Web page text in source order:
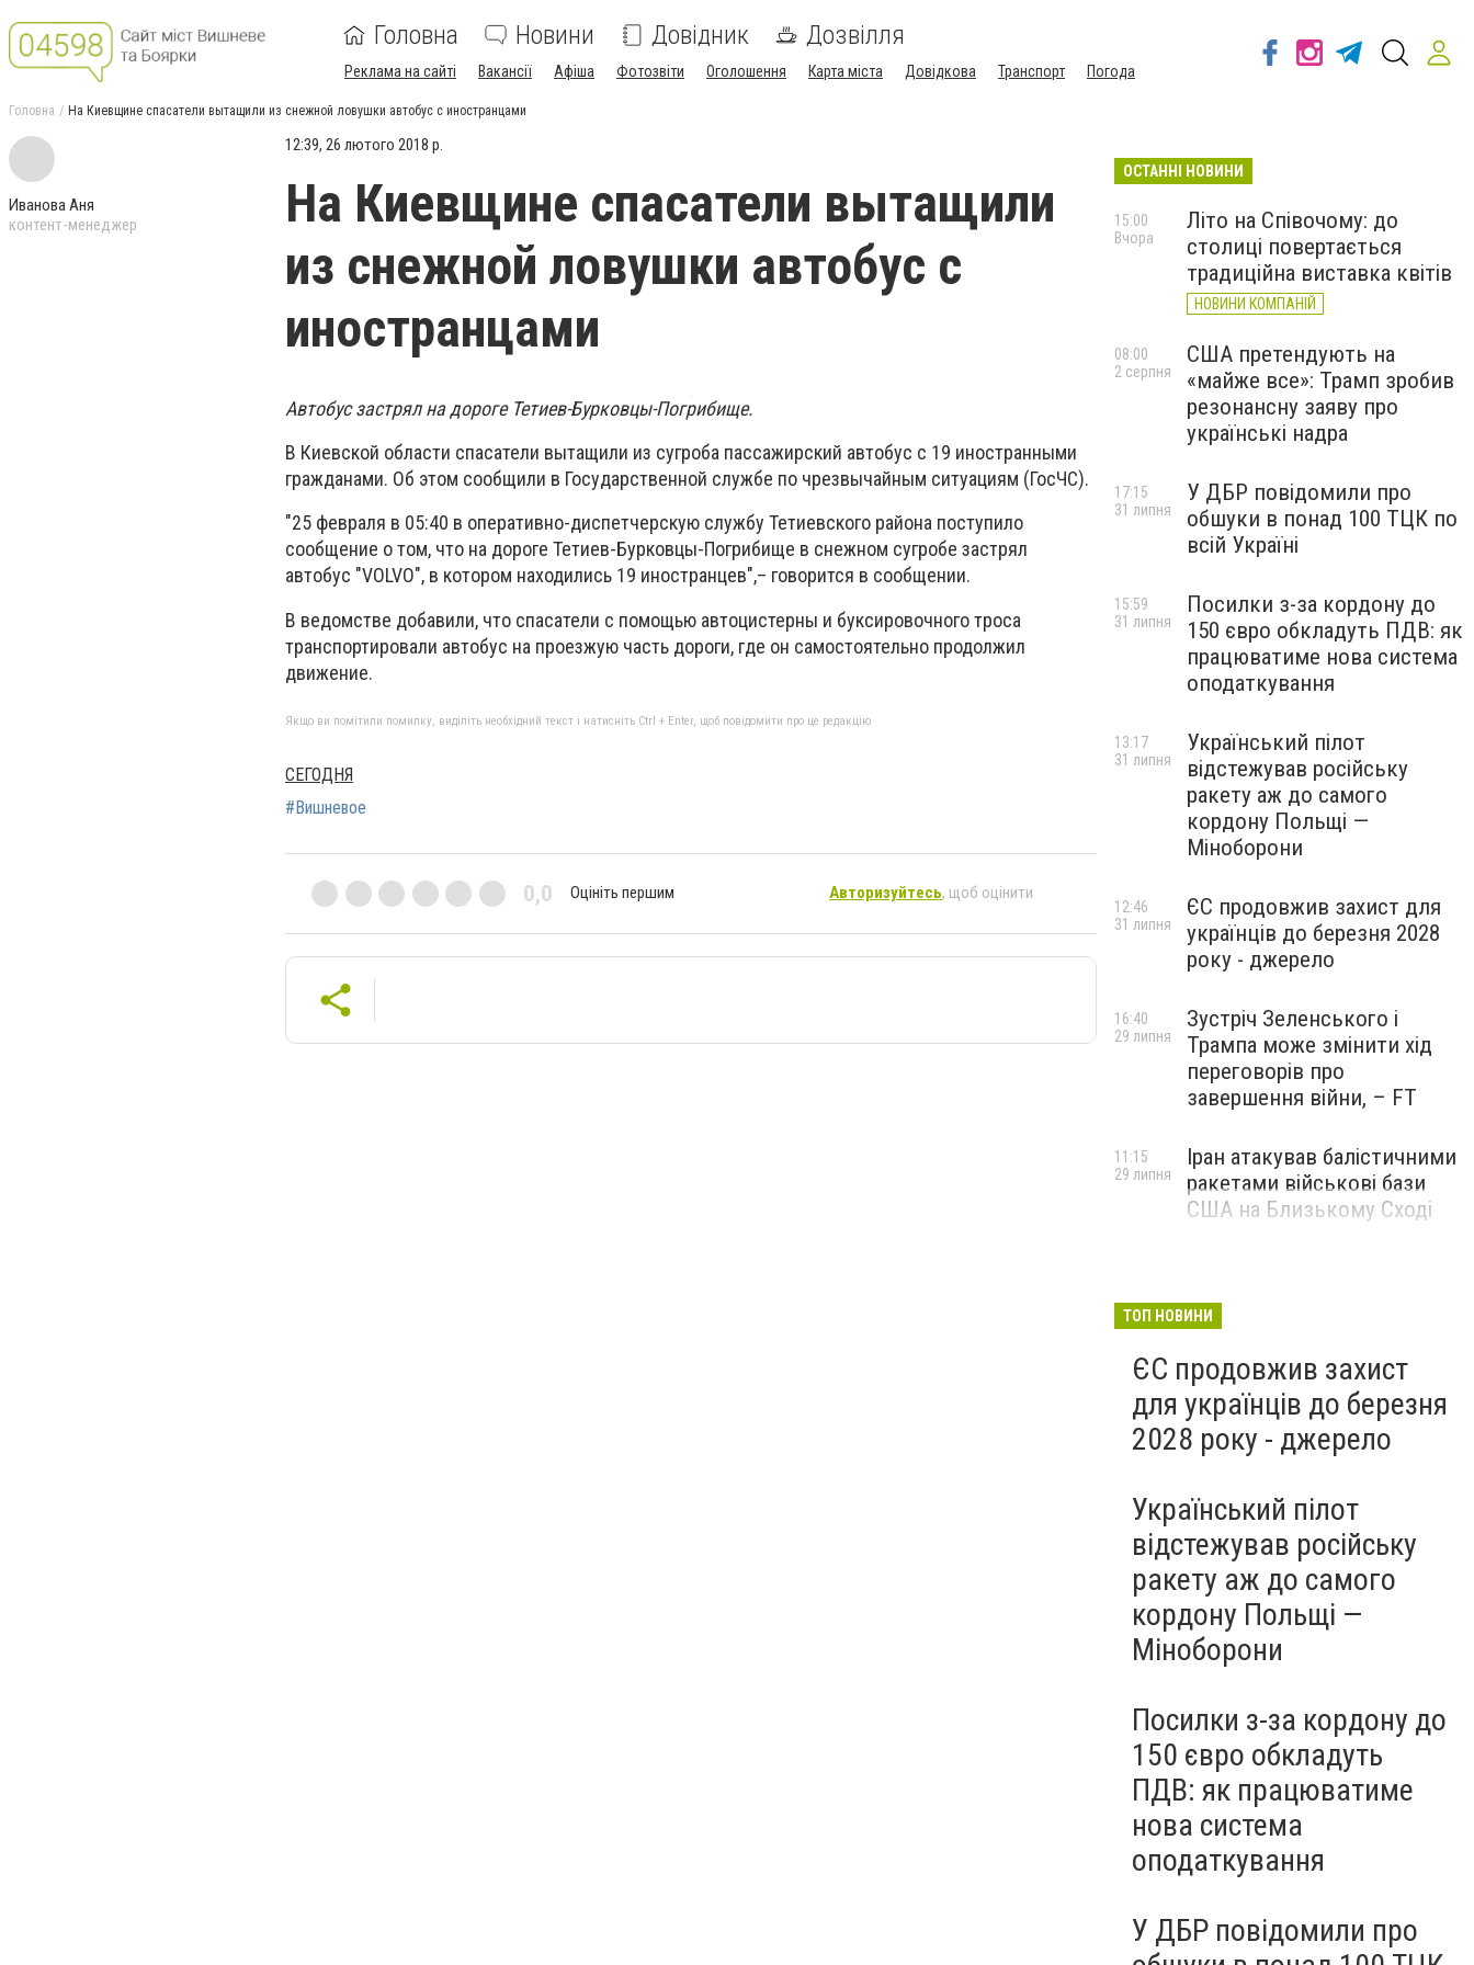
Головна Новини Довідник Дозвілля
Реклама на сайті Вакансії Афіша Фотозвіти Оголошення Карта міста Довідкова Транспорт Погода
Головна На Киевщине спасатели вытащили из снежной ловушки автобус с иностранцами
Иванова Аня
контент-менеджер
12:39, 26 лютого 2018 р.
На Киевщине спасатели вытащили
из снежной ловушки автобус с
иностранцами
Автобус застрял на дороге Тетиев-Бурковцы-Погрибище.
В Киевской области спасатели вытащили из сугроба пассажирский автобус с 19 иностранными
гражданами. Об этом сообщили в Государственной службе по чрезвычайным ситуациям (ГосЧС).
"25 февраля в 05:40 в оперативно-диспетчерскую службу Тетиевского района поступило
сообщение о том, что на дороге Тетиев-Бурковцы-Погрибище в снежном сугробе застрял
автобус "VOLVO", в котором находились 19 иностранцев",– говорится в сообщении.
В ведомстве добавили, что спасатели с помощью автоцистерны и буксировочного троса
транспортировали автобус на проезжую часть дороги, где он самостоятельно продолжил
движение.
Якщо ви помітили помилку, виділіть необхідний текст і натисніть Ctrl + Enter, щоб повідомити про це редакцію
СЕГОДНЯ
#Вишневое
0,0 Оцініть першим Авторизуйтесь, щоб оцінити
ОСТАННІ НОВИНИ
Літо на Співочому: до
столиці повертається
традиційна виставка квітів
НОВИНИ КОМПАНІЙ
15:00
Вчора
США претендують на
«майже все»: Трамп зробив
резонансну заяву про
українські надра
08:00
2 серпня
У ДБР повідомили про
обшуки в понад 100 ТЦК по
всій Україні
17:15
31 липня
Посилки з-за кордону до
150 євро обкладуть ПДВ: як
працюватиме нова система
оподаткування
15:59
31 липня
Український пілот
відстежував російську
ракету аж до самого
кордону Польщі —
Міноборони
13:17
31 липня
ЄС продовжив захист для
українців до березня 2028
року - джерело
12:46
31 липня
Зустріч Зеленського і
Трампа може змінити хід
переговорів про
завершення війни, – FT
16:40
29 липня
Іран атакував балістичними
ракетами військові бази
США на Близькому Сході
11:15
29 липня
ТОП НОВИНИ
ЄС продовжив захист
для українців до березня
2028 року - джерело
Український пілот
відстежував російську
ракету аж до самого
кордону Польщі —
Міноборони
Посилки з-за кордону до
150 євро обкладуть
ПДВ: як працюватиме
нова система
оподаткування
У ДБР повідомили про